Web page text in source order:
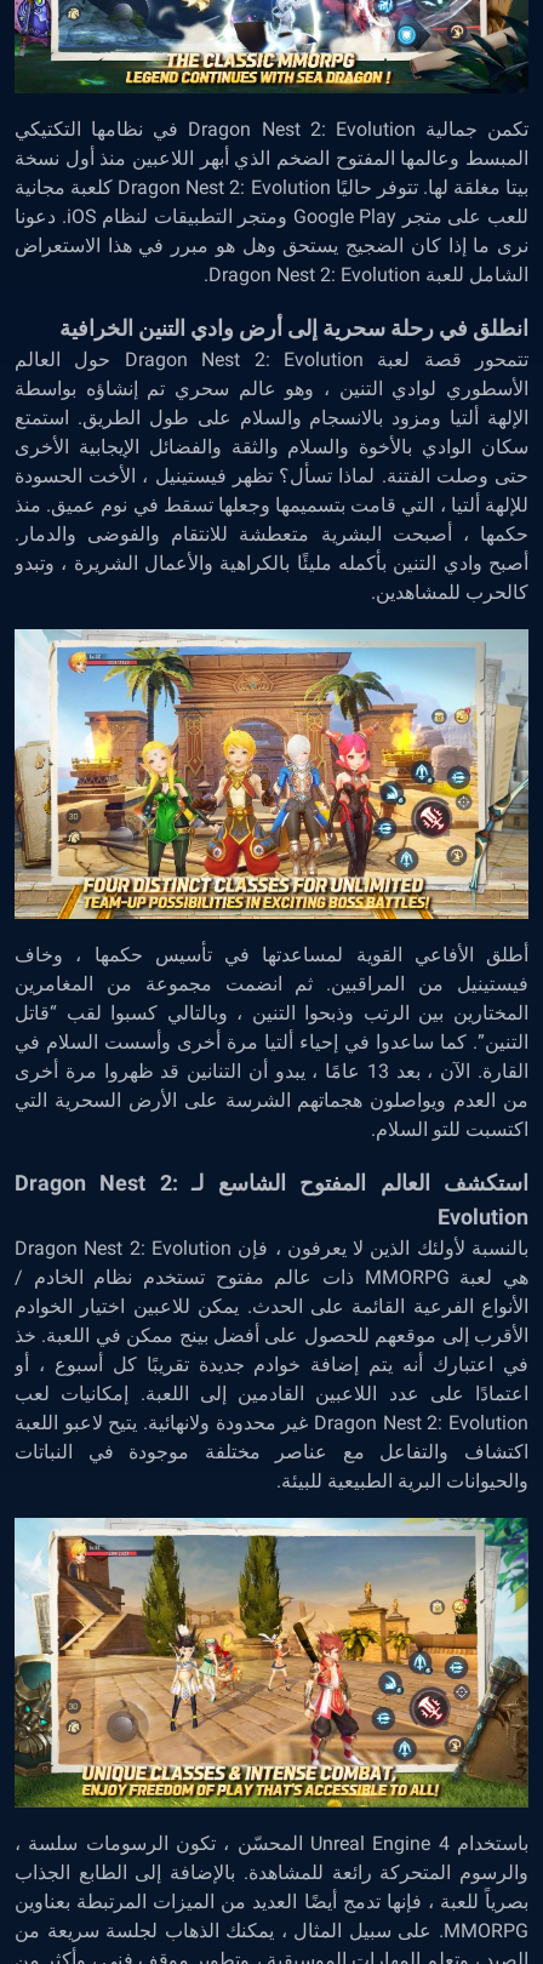
تكمن جمالية Dragon Nest 2: Evolution في نظامها التكتيكي
المبسط وعالمها المفتوح الضخم الذي أبهر اللاعبين منذ أول نسخة
بيتا مغلقة لها. تتوفر حاليًا Dragon Nest 2: Evolution كلعبة مجانية
للعب على متجر Google Play ومتجر التطبيقات لنظام iOS. دعونا
نرى ما إذا كان الضجيج يستحق وهل هو مبرر في هذا الاستعراض
الشامل للعبة Dragon Nest 2: Evolution.
انطلق في رحلة سحرية إلى أرض وادي التنين الخرافية
تتمحور قصة لعبة Dragon Nest 2: Evolution حول العالم
الأسطوري لوادي التنين ، وهو عالم سحري تم إنشاؤه بواسطة
الإلهة ألتيا ومزود بالانسجام والسلام على طول الطريق. استمتع
سكان الوادي بالأخوة والسلام والثقة والفضائل الإيجابية الأخرى
حتى وصلت الفتنة. لماذا تسأل؟ تظهر فيستينيل ، الأخت الحسودة
للإلهة ألتيا ، التي قامت بتسميمها وجعلها تسقط في نوم عميق. منذ
حكمها ، أصبحت البشرية متعطشة للانتقام والفوضى والدمار.
أصبح وادي التنين بأكمله مليئًا بالكراهية والأعمال الشريرة ، وتبدو
كالحرب للمشاهدين.
أطلق الأفاعي القوية لمساعدتها في تأسيس حكمها ، وخاف
فيستينيل من المراقبين. ثم انضمت مجموعة من المغامرين
المختارين بين الرتب وذبحوا التنين ، وبالتالي كسبوا لقب “قاتل
التنين”. كما ساعدوا في إحياء ألتيا مرة أخرى وأسست السلام في
القارة. الآن ، بعد 13 عامًا ، يبدو أن التنانين قد ظهروا مرة أخرى
من العدم ويواصلون هجماتهم الشرسة على الأرض السحرية التي
اكتسبت للتو السلام.
استكشف العالم المفتوح الشاسع لـ Dragon Nest 2:
Evolution
بالنسبة لأولئك الذين لا يعرفون ، فإن Dragon Nest 2: Evolution
هي لعبة MMORPG ذات عالم مفتوح تستخدم نظام الخادم /
الأنواع الفرعية القائمة على الحدث. يمكن للاعبين اختيار الخوادم
الأقرب إلى موقعهم للحصول على أفضل بينج ممكن في اللعبة. خذ
في اعتبارك أنه يتم إضافة خوادم جديدة تقريبًا كل أسبوع ، أو
اعتمادًا على عدد اللاعبين القادمين إلى اللعبة. إمكانيات لعب
Dragon Nest 2: Evolution غير محدودة ولانهائية. يتيح لاعبو اللعبة
اكتشاف والتفاعل مع عناصر مختلفة موجودة في النباتات
والحيوانات البرية الطبيعية للبيئة.
باستخدام Unreal Engine 4 المحسّن ، تكون الرسومات سلسة ،
والرسوم المتحركة رائعة للمشاهدة. بالإضافة إلى الطابع الجذاب
بصرياً للعبة ، فإنها تدمج أيضًا العديد من الميزات المرتبطة بعناوين
MMORPG. على سبيل المثال ، يمكنك الذهاب لجلسة سريعة من